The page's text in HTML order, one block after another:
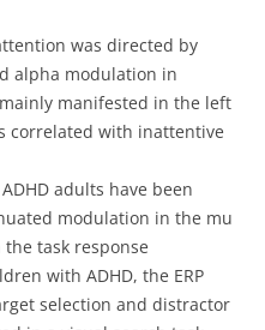
was directed by
alpha modulation in
manifested in the left
correlated with inattentive
adults have been
modulation in the mu
task response
with ADHD, the ERP
selection and distractor